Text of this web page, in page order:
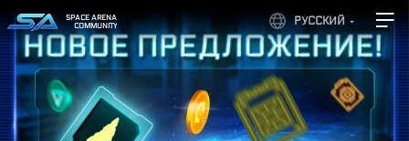
РУССКИЙ
SPACE ARENA
COMMUNITY